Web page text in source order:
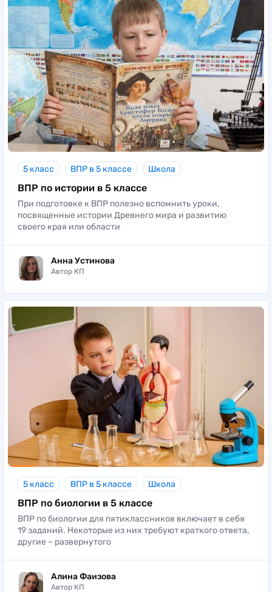
5 класс ВПР в 5 классе Школа
ВПР по истории в 5 классе
При подготовке к ВПР полезно вспомнить уроки,
посвященные истории Древнего мира и развитию
своего края или области
Анна Устинова
Автор КП
5 класс ВПР в 5 классе Школа
ВПР по биологии в 5 классе
ВПР по биологии для пятиклассников включает в себя
19 заданий. Некоторые из них требуют краткого ответа,
другие – развернутого
Алина Фаизова
Автор КП